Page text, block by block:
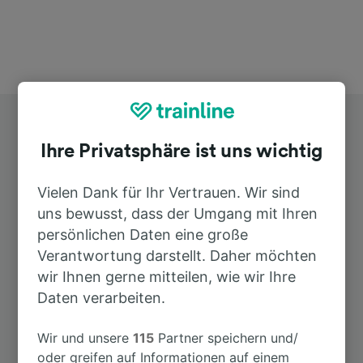
Top Strecken ab Hofheim (Taunus)
Dauer
Fernbahnhof
Ihre Privatsphäre ist uns wichtig
Vielen Dank für Ihr Vertrauen. Wir sind
uns bewusst, dass der Umgang mit Ihren
persönlichen Daten eine große
Verantwortung darstellt. Daher möchten
wir Ihnen gerne mitteilen, wie wir Ihre
Daten verarbeiten.
Wir und unsere115 Partner speichern und/
oder greifen auf Informationen auf einem